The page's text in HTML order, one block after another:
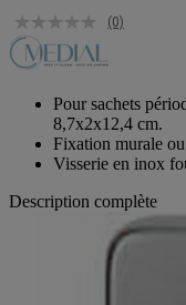
Pour sachets
8,7x2x12,4 cm.
Fixation murale ou
Description complète